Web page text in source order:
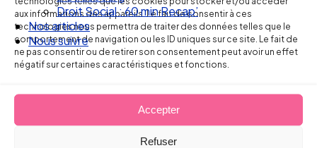
aux informations des appareils. Le fait de consentir à ces
technologies nous permettra de traiter des données telles que le
comportement de navigation ou les ID uniques sur ce site. Le fait de
ne pas consentir ou de retirer son consentement peut avoir un effet
négatif sur certaines caractéristiques et fonctions.
Accepter
Refuser
Droit Social : 60 min Recap’
Nos articles
Nous suivre
Réseau
de cabinets
d’avocats